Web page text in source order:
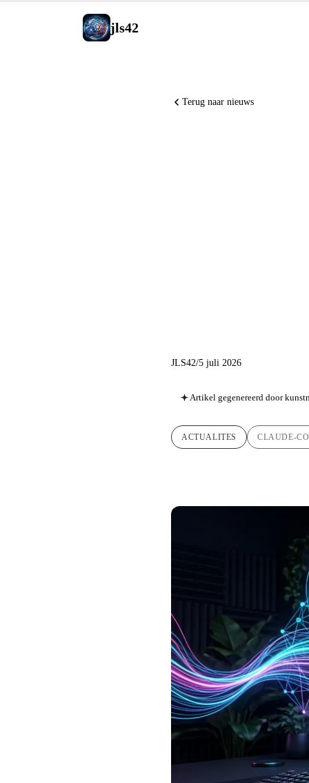
jls42
Terug naar nieuws
JLS42/5 juli 2026
Artikel gegenereerd door
ACTUALITES CLAUDE-